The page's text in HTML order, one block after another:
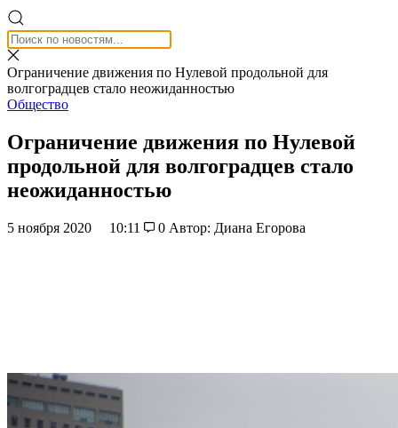
Ограничение движения по Нулевой продольной для
волгоградцев стало неожиданностью
Общество
Ограничение движения по Нулевой
продольной для волгоградцев стало
неожиданностью
5 ноября 2020 10:11 0 Автор: Диана Егорова